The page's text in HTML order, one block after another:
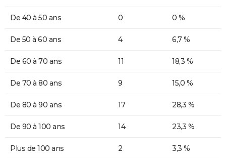
De 40 à 50 ans 0 0 %
De 50 à 60 ans 4 6,7 %
De 60 à 70 ans 11 18,3 %
De 70 à 80 ans 9 15,0 %
De 80 à 90 ans 17 28,3 %
De 90 à 100 ans 14 23,3 %
Plus de 100 ans 2 3,3 %